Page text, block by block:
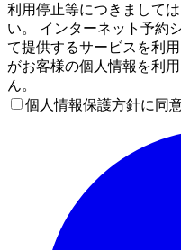
利用停止等につきまして
い。 インターネット予約
て提供するサービスを利
がお客様の個人情報を利
ん。
個人情報保護方針に同